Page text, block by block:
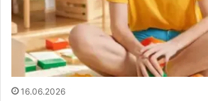
16.06.2026